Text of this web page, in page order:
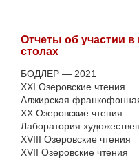
Отчеты об участии
столах
БОДЛЕР — 2021
XXI Озеровские чтения
Алжирская
XX Озеровские чтения
Лаборатория
XVIII Озеровские чтения
XVII Озеровские чтения